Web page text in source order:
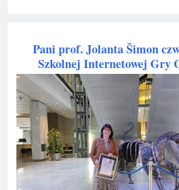
Pani prof. Jolanta Šimon
Szkolnej Internetowej Gry